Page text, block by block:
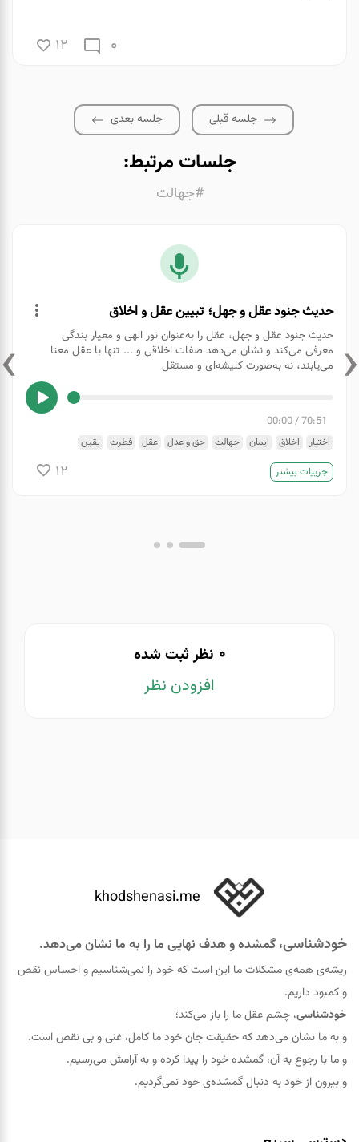
0
12
جلسه قبلی جلسه بعدی
جلسات مرتبط:
#جهالت
حدیث جنود عقل و جهل؛ تبیین عقل و اخلاق
حدیث جنود عقل و جهل، عقل را به‌عنوان نور الهی و معیار بندگی
معرفی می‌کند و نشان می‌دهد صفات اخلاقی و ... تنها با عقل معنا
می‌یابند، نه به‌صورت کلیشه‌ای و مستقل
70:51
/
00:00
اختیار اخلاق ایمان جهالت حق و عدل عقل فطرت یقین
جزییات بیشتر 12
‹
›
0 نظر ثبت شده
افزودن نظر
khodshenasi.me
خودشناسی، گمشده و هدف نهایی ما را به ما نشان می‌دهد.
ریشه‌ی همه‌ی مشکلات ما این است که خود را نمی‌شناسیم و احساس نقص
و کمبود داریم.
خودشناسی، چشم عقل ما را باز می‌کند؛
و به ما نشان می‌دهد که حقيقت جان خود ما کامل، غنی و بی نقص است.
و ما با رجوع به آن، گمشده خود را پيدا کرده و به آرامش می‌رسیم.
و بیرون از خود به دنبال گمشده‌ی خود نمی‌گردیم.